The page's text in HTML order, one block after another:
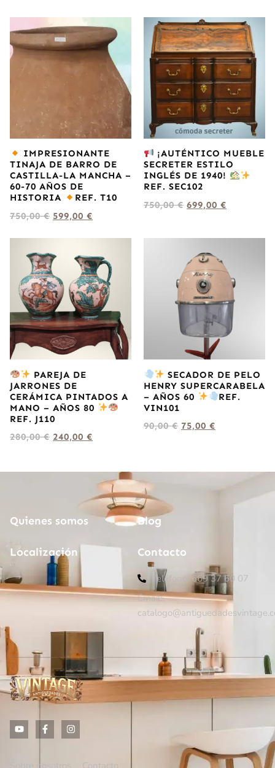
IMPRESIONANTE
TINAJA DE BARRO DE
CASTILLA-LA MANCHA –
60-70 AÑOS DE
HISTORIA
REF. T10
750,00€ 599,00 €
¡AUTÉNTICO MUEBLE
SECRETER ESTILO
INGLÉS DE 1940!
REF. SEC102
750,00€ 699,00 €
PAREJA DE
JARRONES DE
CERÁMICA PINTADOS A
MANO – AÑOS 80
REF. J110
280,00€ 240,00 €
SECADOR DE PELO
HENRY SUPERCARABELA
– AÑOS 60
REF.
VIN101
90,00€ 75,00 €
Quienes somos Blog
Localización Contacto
Teléfono: 669 37 60 07
Email:
Sobre nosotros Contacto